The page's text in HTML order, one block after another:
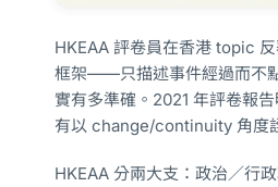
HKEAA 評卷員在香港 topic
框架——只描述事件經過而不
實有多準確。2021 年評卷報
有以 change/continuity 角度
HKEAA 分兩大支：政治／行